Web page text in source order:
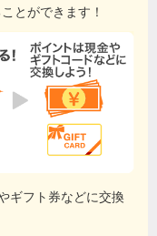
とができます！
ギフト券などに交換